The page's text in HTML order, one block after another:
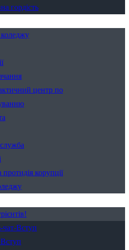
гордість
коледжу
центр по
протидія корупції
чат-Вступ